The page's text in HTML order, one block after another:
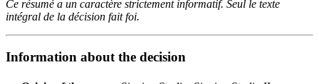
Ce résumé a un caractère strictement informatif. Seul le texte
intégral de la décision fait foi.
Information about the decision